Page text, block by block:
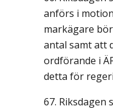
anförs i
markägare
antal samt att
ordförande i
detta för
Riksdagen